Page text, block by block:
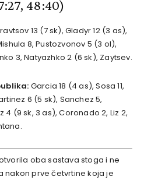
48:40)
13 (7 sk), Gladyr 12 (3 as),
8, Pustozvonov 5 (3 ol),
3, Natyazhko 2 (6 sk), Zaytsev.
Garcia 18 (4 as), Sosa 11,
6 (5 sk), Sanchez 5,
4 (9 sk, 3 as), Coronado 2, Liz 2,
oba sastava stoga i ne
nakon prve četvrtine koja je